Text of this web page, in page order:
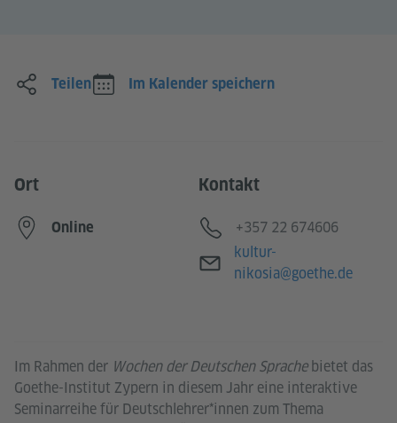
Im Rahmen der Wochen der Deutschen Sprachebietet das
Goethe-Institut Zypern in diesem Jahr eine interaktive
Seminarreihe für Deutschlehrer*innen zum Thema
Teilen Im Kalender speichern
Ort
Online
Kontakt
Telefon
+357 22 674606
E-Mail
kultur-
nikosia@goethe.de